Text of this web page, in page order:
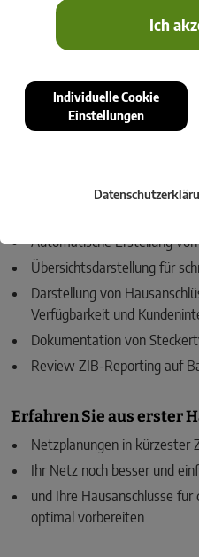
Ich
Individuelle Cookie
Einstellungen
Mit der aktuellen Version 2026.2
für Telekommunikations-
Maßstäbe in der Netzplanung
In unserem kostenfreien
wichtigsten Neuerungen und
Dokumentationsprozesse
Interaktiver
Automatische Erstellung
Übersichtsdarstellung für
Darstellung von
Verfügbarkeit und
Dokumentation von
Review ZIB-Reporting auf
Erfahren Sie aus erster
Netzplanungen in kürzester
Ihr Netz noch besser und
und Ihre Hausanschlüsse
optimal vorbereiten